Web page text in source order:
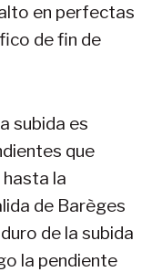
en perfectas
de fin de
subida es
que
la
de Barèges
de la subida
la pendiente